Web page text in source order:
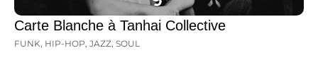
Carte Blanche à Tanhai Collective
FUNK, HIP-HOP, JAZZ, SOUL